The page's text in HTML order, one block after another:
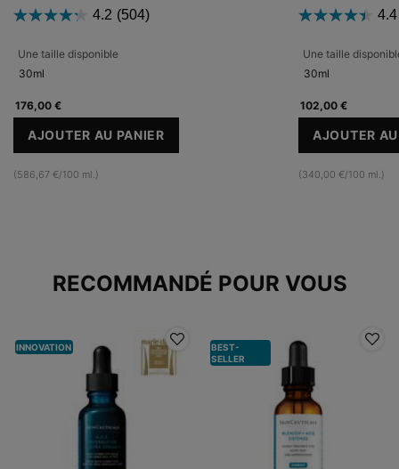
4.2 (504)
Une taille disponible
30ml
176,00 €
AJOUTER AU PANIER
SILYMARIN CF
(586,67 €/100 ml.)
4.4
Une taille
30ml
102,00 €
AJOUTER
(340,00 €/100 ml.)
RECOMMANDÉ POUR VOUS
INNOVATION
BEST-
SELLER